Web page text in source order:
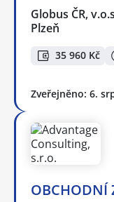
Globus ČR,
Plzeň
35 960 Kč
Zveřejněno: 6.
OBCHODNÍ